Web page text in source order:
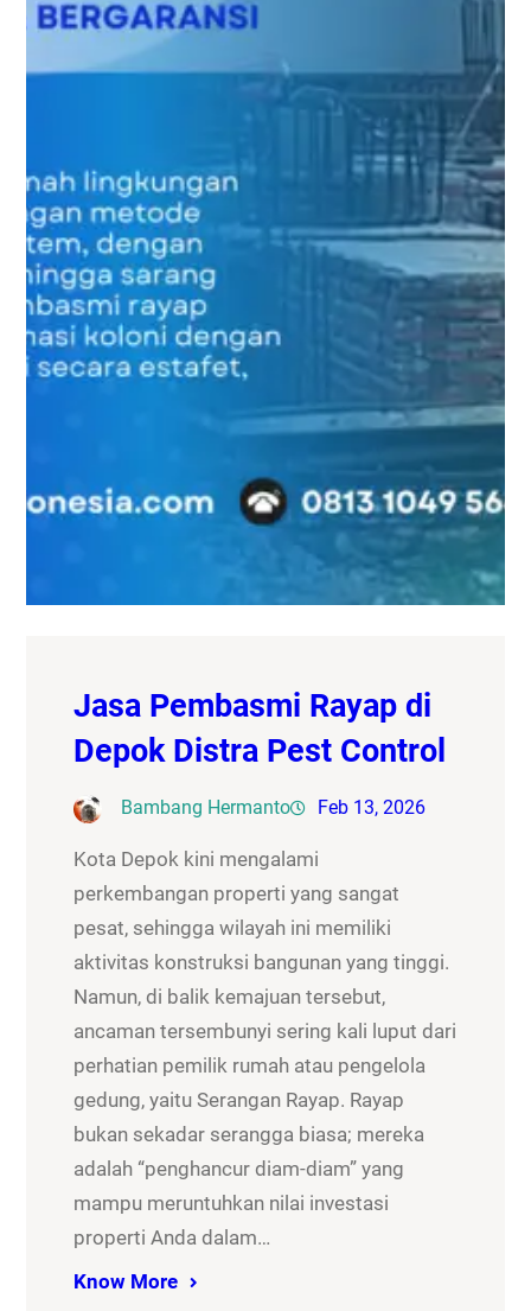
Jasa Pembasmi Rayap di
Depok Distra Pest Control
Bambang Hermanto Feb 13, 2026
Kota Depok kini mengalami
perkembangan properti yang sangat
pesat, sehingga wilayah ini memiliki
aktivitas konstruksi bangunan yang tinggi.
Namun, di balik kemajuan tersebut,
ancaman tersembunyi sering kali luput dari
perhatian pemilik rumah atau pengelola
gedung, yaitu Serangan Rayap. Rayap
bukan sekadar serangga biasa; mereka
adalah “penghancur diam-diam” yang
mampu meruntuhkan nilai investasi
properti Anda dalam…
Know More